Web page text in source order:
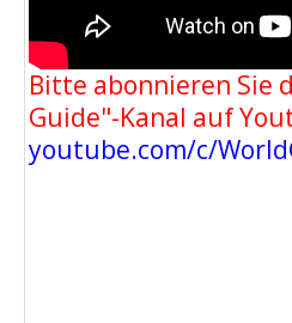
Bitte abonnieren Sie
Guide"-Kanal auf
youtube.com/c/